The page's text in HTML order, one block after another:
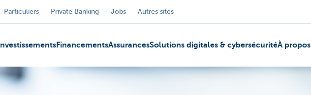
Particuliers Private Banking Jobs Autres sites
InvestissementsFinancementsAssurancesSolutions digitales & cybersécuritéÀ propos